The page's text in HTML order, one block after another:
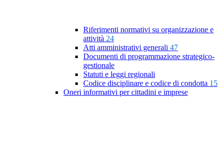
Riferimenti normativi su organizzazione e
attività 24
Atti amministrativi generali 47
Documenti di programmazione strategico-
gestionale
Statuti e leggi regionali
Codice disciplinare e codice di condotta 15
Oneri informativi per cittadini e imprese